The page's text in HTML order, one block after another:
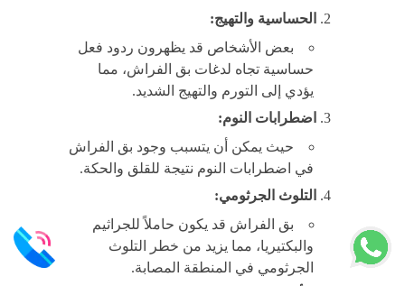
الحساسية والتهيج:
بعض الأشخاص قد يظهرون ردود فعل
حساسية تجاه لدغات بق الفراش، مما
يؤدي إلى التورم والتهيج الشديد.
اضطرابات النوم:
حيث يمكن أن يتسبب وجود بق الفراش
في اضطرابات النوم نتيجة للقلق والحكة.
التلوث الجرثومي:
بق الفراش قد يكون حاملاً للجراثيم
والبكتيريا، مما يزيد من خطر التلوث
الجرثومي في المنطقة المصابة.